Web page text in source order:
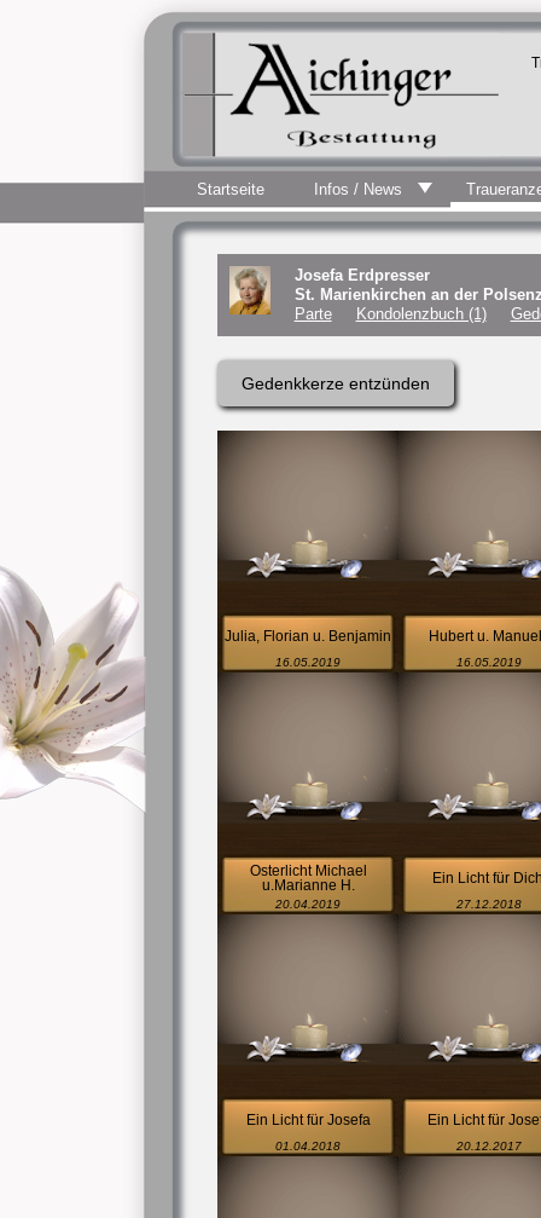
Startseite Infos / News
Josefa Erdpresser
St. Marienkirchen an der
Parte
Kondolenzbuch (1)
Gedenkkerze entzünden
Julia, Florian u. Benjamin
16.05.2019
Hubert u.
16.05.2019
Osterlicht Michael
u.Marianne H.
20.04.2019
Ein Licht für
27.12.2018
Ein Licht für Josefa
01.04.2018
Ein Licht für
20.12.2017